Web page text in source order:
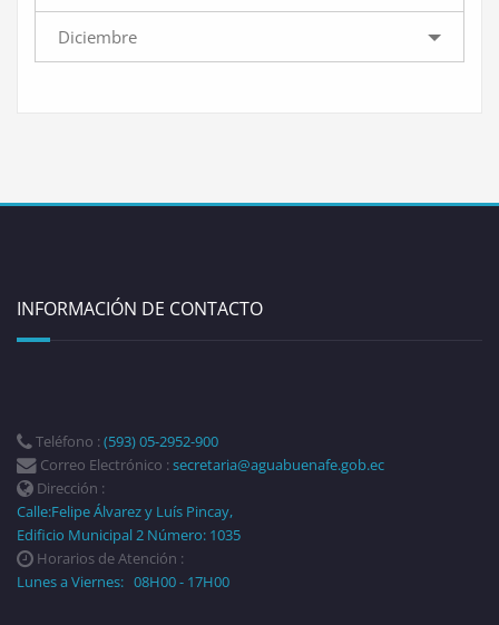
Diciembre
INFORMACIÓN DE CONTACTO
Teléfono : (593) 05-2952-900
Correo Electrónico : secretaria@aguabuenafe.gob.ec
Dirección :
Calle:Felipe Álvarez y Luís Pincay,
Edificio Municipal 2 Número: 1035
Horarios de Atención :
Lunes a Viernes: 08H00 - 17H00